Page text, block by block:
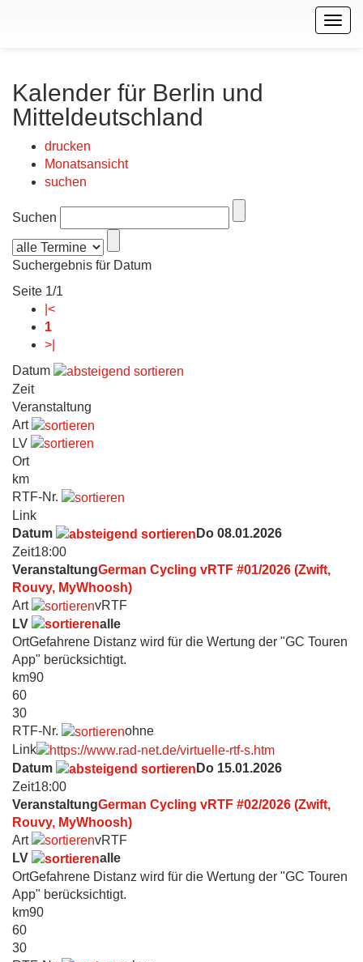
Kalender für Berlin und
Mitteldeutschland
drucken
Monatsansicht
suchen
Suchen
Suchergebnis für Datum
Seite 1/1
|<
1
>|
Datum
Zeit
Veranstaltung
Art
LV
Ort
km
RTF-Nr.
Link
Datum
Do 08.01.2026
Zeit18:00
VeranstaltungGerman Cycling vRTF #01/2026 (Zwift,
Rouvy, MyWhoosh)
Art
vRTF
LV
alle
OrtGefahrene Distanz wird für die Wertung der "GC Touren
App" berücksichtigt.
km90
60
30
RTF-Nr.
ohne
Link
Datum
Do 15.01.2026
Zeit18:00
VeranstaltungGerman Cycling vRTF #02/2026 (Zwift,
Rouvy, MyWhoosh)
Art
vRTF
LV
alle
OrtGefahrene Distanz wird für die Wertung der "GC Touren
App" berücksichtigt.
km90
60
30